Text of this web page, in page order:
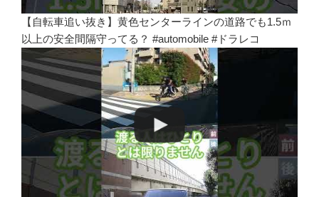
【自転車追い抜き】黄色センターラインの道路でも1.5ｍ
以上の安全間隔守ってる？ #automobile #ドラレコ